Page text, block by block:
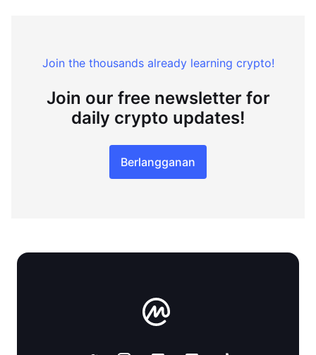
Join the thousands already learning crypto!
Join our free newsletter for
daily crypto updates!
Berlangganan